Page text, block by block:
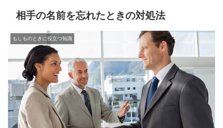
相手の名前を忘れたときの対処法
もしものときに役立つ知識